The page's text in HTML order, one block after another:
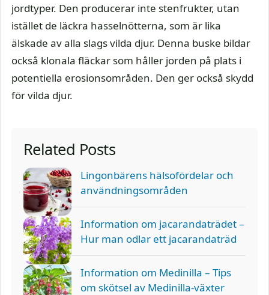
jordtyper. Den producerar inte stenfrukter, utan
istället de läckra hasselnötterna, som är lika
älskade av alla slags vilda djur. Denna buske bildar
också klonala fläckar som håller jorden på plats i
potentiella erosionsområden. Den ger också skydd
för vilda djur.
Related Posts
Lingonbärens hälsofördelar och
användningsområden
Information om jacarandaträdet –
Hur man odlar ett jacarandaträd
Information om Medinilla – Tips
om skötsel av Medinilla-växter